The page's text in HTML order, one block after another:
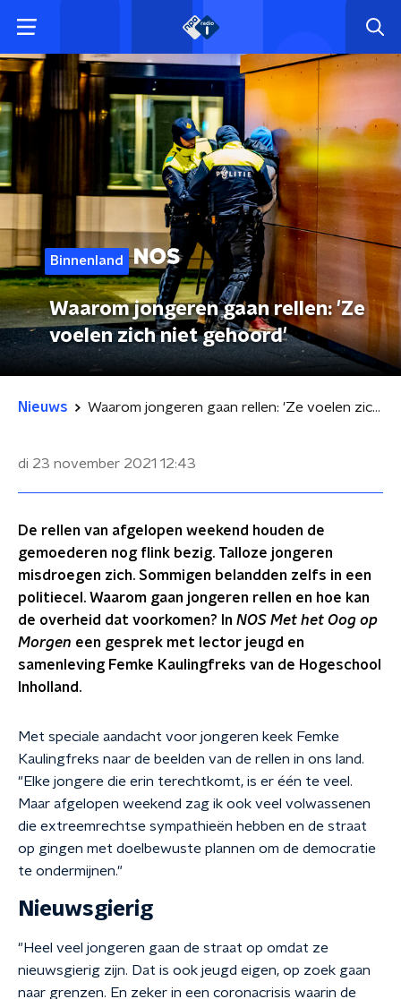
Binnenland
Waarom jongeren gaan rellen: 'Ze
voelen zich niet gehoord'
Nieuws Waarom jongeren gaan rellen: 'Ze voelen zich niet gehoord'
di 23 november 2021 12:43
De rellen van afgelopen weekend houden de
gemoederen nog flink bezig. Talloze jongeren
misdroegen zich. Sommigen belandden zelfs in een
politiecel. Waarom gaan jongeren rellen en hoe kan
de overheid dat voorkomen? In NOS Met het Oog op
Morgen een gesprek met lector jeugd en
samenleving Femke Kaulingfreks van de Hogeschool
Inholland.
Met speciale aandacht voor jongeren keek Femke
Kaulingfreks naar de beelden van de rellen in ons land.
"Elke jongere die erin terechtkomt, is er één te veel.
Maar afgelopen weekend zag ik ook veel volwassenen
die extreemrechtse sympathieën hebben en de straat
op gingen met doelbewuste plannen om de democratie
te ondermijnen."
Nieuwsgierig
"Heel veel jongeren gaan de straat op omdat ze
nieuwsgierig zijn. Dat is ook jeugd eigen, op zoek gaan
naar grenzen. En zeker in een coronacrisis waarin de